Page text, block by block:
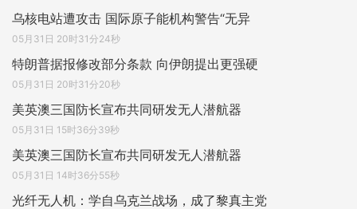
乌核电站遭攻击 国际原子能机构警告“无异
05月31日 20时31分24秒
特朗普据报修改部分条款 向伊朗提出更强硬
05月31日 20时31分20秒
美英澳三国防长宣布共同研发无人潜航器
05月31日 15时36分39秒
美英澳三国防长宣布共同研发无人潜航器
05月31日 14时36分55秒
光纤无人机：学自乌克兰战场，成了黎真主党